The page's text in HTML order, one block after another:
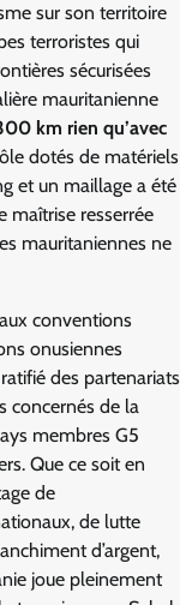
sur son territoire
terroristes qui
sécurisées
mauritanienne
km rien qu’avec
dotés de matériels
et un maillage a été
maîtrise resserrée
mauritaniennes ne
conventions
onusiennes
des partenariats
concernés de la
membres G5
Que ce soit en
de
de lutte
d’argent,
joue pleinement